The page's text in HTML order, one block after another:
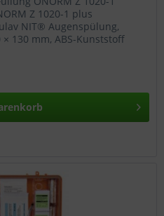
Z 1020-1 plus
NIT® Augenspülung,
130 mm, ABS-Kunststoff